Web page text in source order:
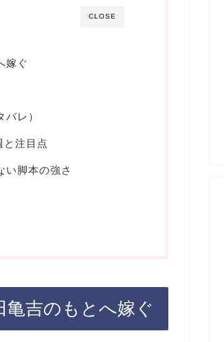
CLOSE
嫁ぐ
レ）
と注目点
い脚本の強さ
吉のもとへ嫁ぐ